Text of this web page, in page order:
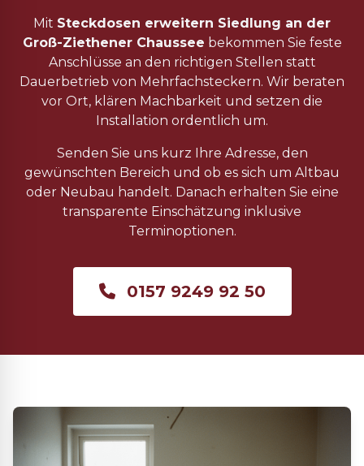
Mit Steckdosen erweitern Siedlung an der
Groß-Ziethener Chaussee bekommen Sie feste
Anschlüsse an den richtigen Stellen statt
Dauerbetrieb von Mehrfachsteckern. Wir beraten
vor Ort, klären Machbarkeit und setzen die
Installation ordentlich um.
Senden Sie uns kurz Ihre Adresse, den
gewünschten Bereich und ob es sich um Altbau
oder Neubau handelt. Danach erhalten Sie eine
transparente Einschätzung inklusive
Terminoptionen.
0157 9249 92 50